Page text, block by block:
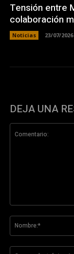
Tensión entre
colaboración
Noticias 23/07/2026
DEJA UNA